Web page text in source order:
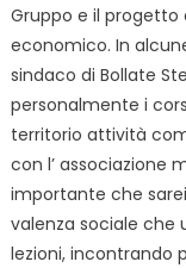
Gruppo e il
economico. In
sindaco di Bollate
personalmente i
territorio attività
con l’ associazione
importante che
valenza sociale che
lezioni, incontrando